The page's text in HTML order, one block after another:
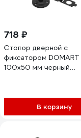
718 ₽
Стопор дверной с
фиксатором DOMART
100x50 мм черный
В корзину